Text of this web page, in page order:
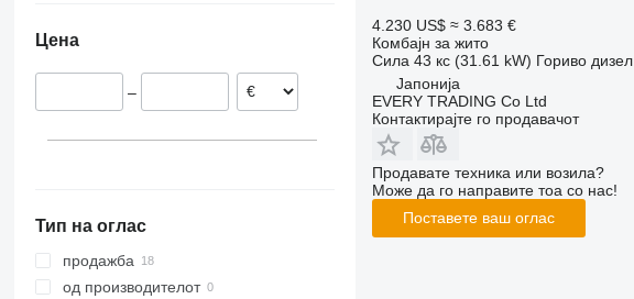
9230
7300
8200
8300
8400
Цена
–
Тип на оглас
продажба
од производителот
4.230 US$ ≈ 3.683 €
Комбајн за жито
Сила 43 кс (31.61 kW) Гориво дизел
Јапонија
EVERY TRADING Co Ltd
Контактирајте го продавачот
Продавате техника или возила?
Може да го направите тоа со нас!
Поставете ваш оглас